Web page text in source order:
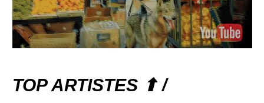
TOP ARTISTES ⬆ /